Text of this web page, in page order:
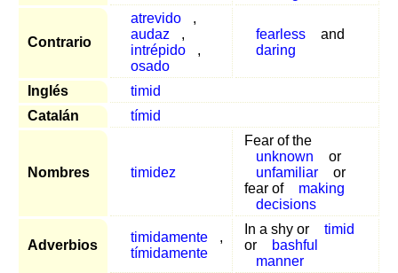
Contrario
atrevido
,
audaz
,
intrépido
,
osado
fearless
and
daring
Inglés
timid
Catalán
tímid
Nombres timidez
Fear of the
unknown
or
unfamiliar
or
fear of
making
decisions
Adverbios
timidamente
,
tímidamente
In a shy or
timid
or
bashful
manner